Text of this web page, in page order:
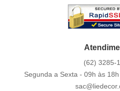
(62) 3285-
Segunda a Sexta - 09h às